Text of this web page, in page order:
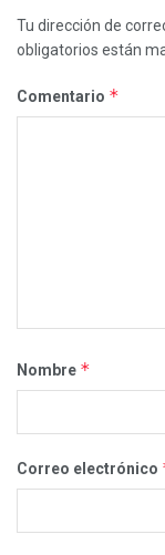
Tu dirección de
obligatorios están
Comentario *
Nombre *
Correo electrónico